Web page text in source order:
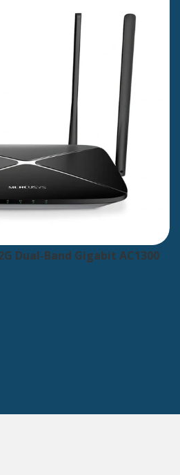
Dual-Band Gigabit AC1300